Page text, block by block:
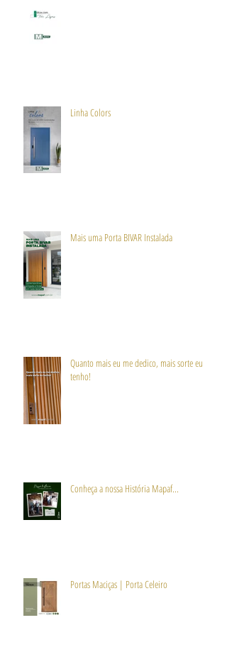
Linha Colors
Mais uma Porta BIVAR Instalada
Quanto mais eu me dedico, mais sorte eu
tenho!
Conheça a nossa História Mapaf...
Portas Maciças | Porta Celeiro